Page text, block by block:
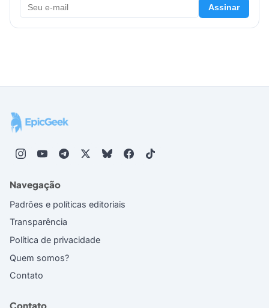
Assinar
Navegação
Padrões e políticas editoriais
Transparência
Política de privacidade
Quem somos?
Contato
Contato